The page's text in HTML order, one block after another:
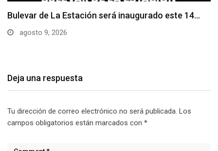
Adoquines levantados generan preocupación en
dos vías de…
Deja una respuesta
Tu dirección de correo electrónico no será publicada. Los
campos obligatorios están marcados con *